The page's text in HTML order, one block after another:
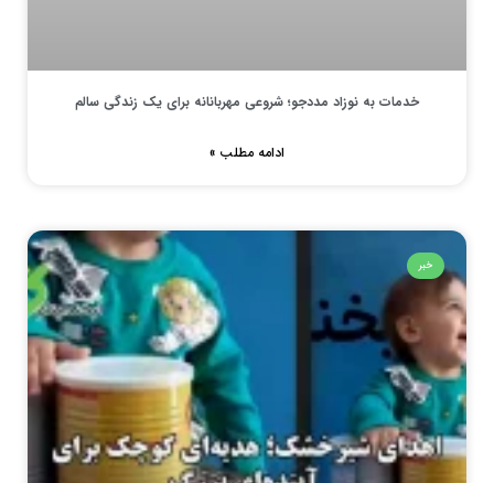
خدمات به نوزاد مددجو؛ شروعی مهربانانه برای یک زندگی سالم
ادامه مطلب »
خبر